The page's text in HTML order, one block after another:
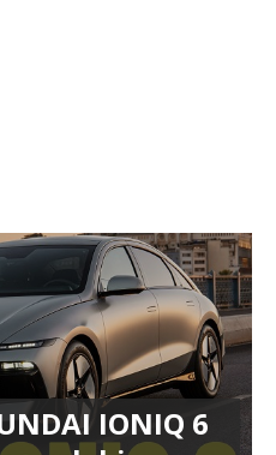
IONIQ 6